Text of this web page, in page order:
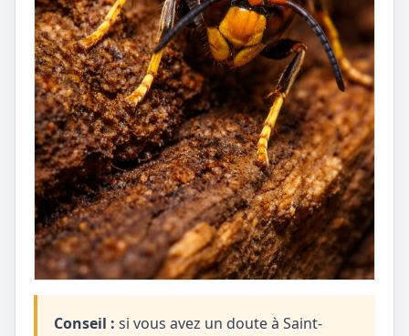
Conseil : si vous avez un doute à Saint-